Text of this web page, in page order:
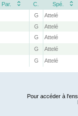
Par. C. Spé.
G Attelé
G Attelé
G Attelé
G Attelé
G Attelé
Pour accéder à